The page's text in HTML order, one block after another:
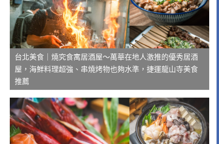
台北美食｜燒究食寓居酒屋～萬華在地人激推的優秀居酒
屋，海鮮料理超強、串燒烤物也夠水準，捷運龍山寺美食
推薦